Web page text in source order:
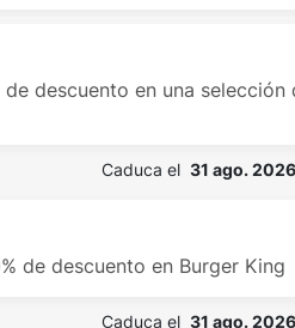
de descuento en una
Caduca el 31 ago. 2026
de descuento en Burger King
Caduca el 31 ago. 2026